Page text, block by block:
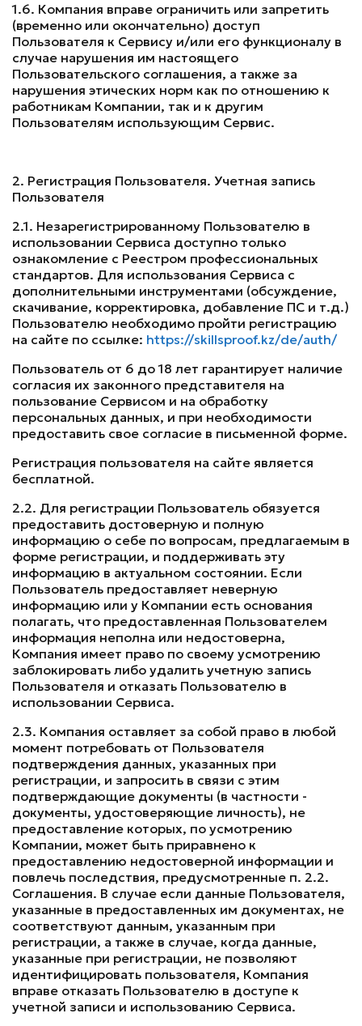
1.6. Компания вправе ограничить или запретить
(временно или окончательно) доступ
Пользователя к Сервису и/или его функционалу в
случае нарушения им настоящего
Пользовательского соглашения, а также за
нарушения этических норм как по отношению к
работникам Компании, так и к другим
Пользователям использующим Сервис.
2. Регистрация Пользователя. Учетная запись
Пользователя
2.1. Незарегистрированному Пользователю в
использовании Сервиса доступно только
ознакомление с Реестром профессиональных
стандартов. Для использования Сервиса с
дополнительными инструментами (обсуждение,
скачивание, корректировка, добавление ПС и т.д.)
Пользователю необходимо пройти регистрацию
на сайте по ссылке: https://skillsproof.kz/de/auth/
Пользователь от 6 до 18 лет гарантирует наличие
согласия их законного представителя на
пользование Сервисом и на обработку
персональных данных, и при необходимости
предоставить свое согласие в письменной форме.
Регистрация пользователя на сайте является
бесплатной.
2.2. Для регистрации Пользователь обязуется
предоставить достоверную и полную
информацию о себе по вопросам, предлагаемым в
форме регистрации, и поддерживать эту
информацию в актуальном состоянии. Если
Пользователь предоставляет неверную
информацию или у Компании есть основания
полагать, что предоставленная Пользователем
информация неполна или недостоверна,
Компания имеет право по своему усмотрению
заблокировать либо удалить учетную запись
Пользователя и отказать Пользователю в
использовании Сервиса.
2.3. Компания оставляет за собой право в любой
момент потребовать от Пользователя
подтверждения данных, указанных при
регистрации, и запросить в связи с этим
подтверждающие документы (в частности -
документы, удостоверяющие личность), не
предоставление которых, по усмотрению
Компании, может быть приравнено к
предоставлению недостоверной информации и
повлечь последствия, предусмотренные п. 2.2.
Соглашения. В случае если данные Пользователя,
указанные в предоставленных им документах, не
соответствуют данным, указанным при
регистрации, а также в случае, когда данные,
указанные при регистрации, не позволяют
идентифицировать пользователя, Компания
вправе отказать Пользователю в доступе к
учетной записи и использованию Сервиса.